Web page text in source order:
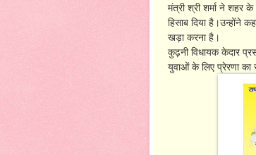
मंत्री श्री शर्मा ने शहर के
हिसाब दिया है।उन्होंने
खड़ा करना है।
कुढ़नी विधायक केदार
युवाओं के लिए प्रेरणा का